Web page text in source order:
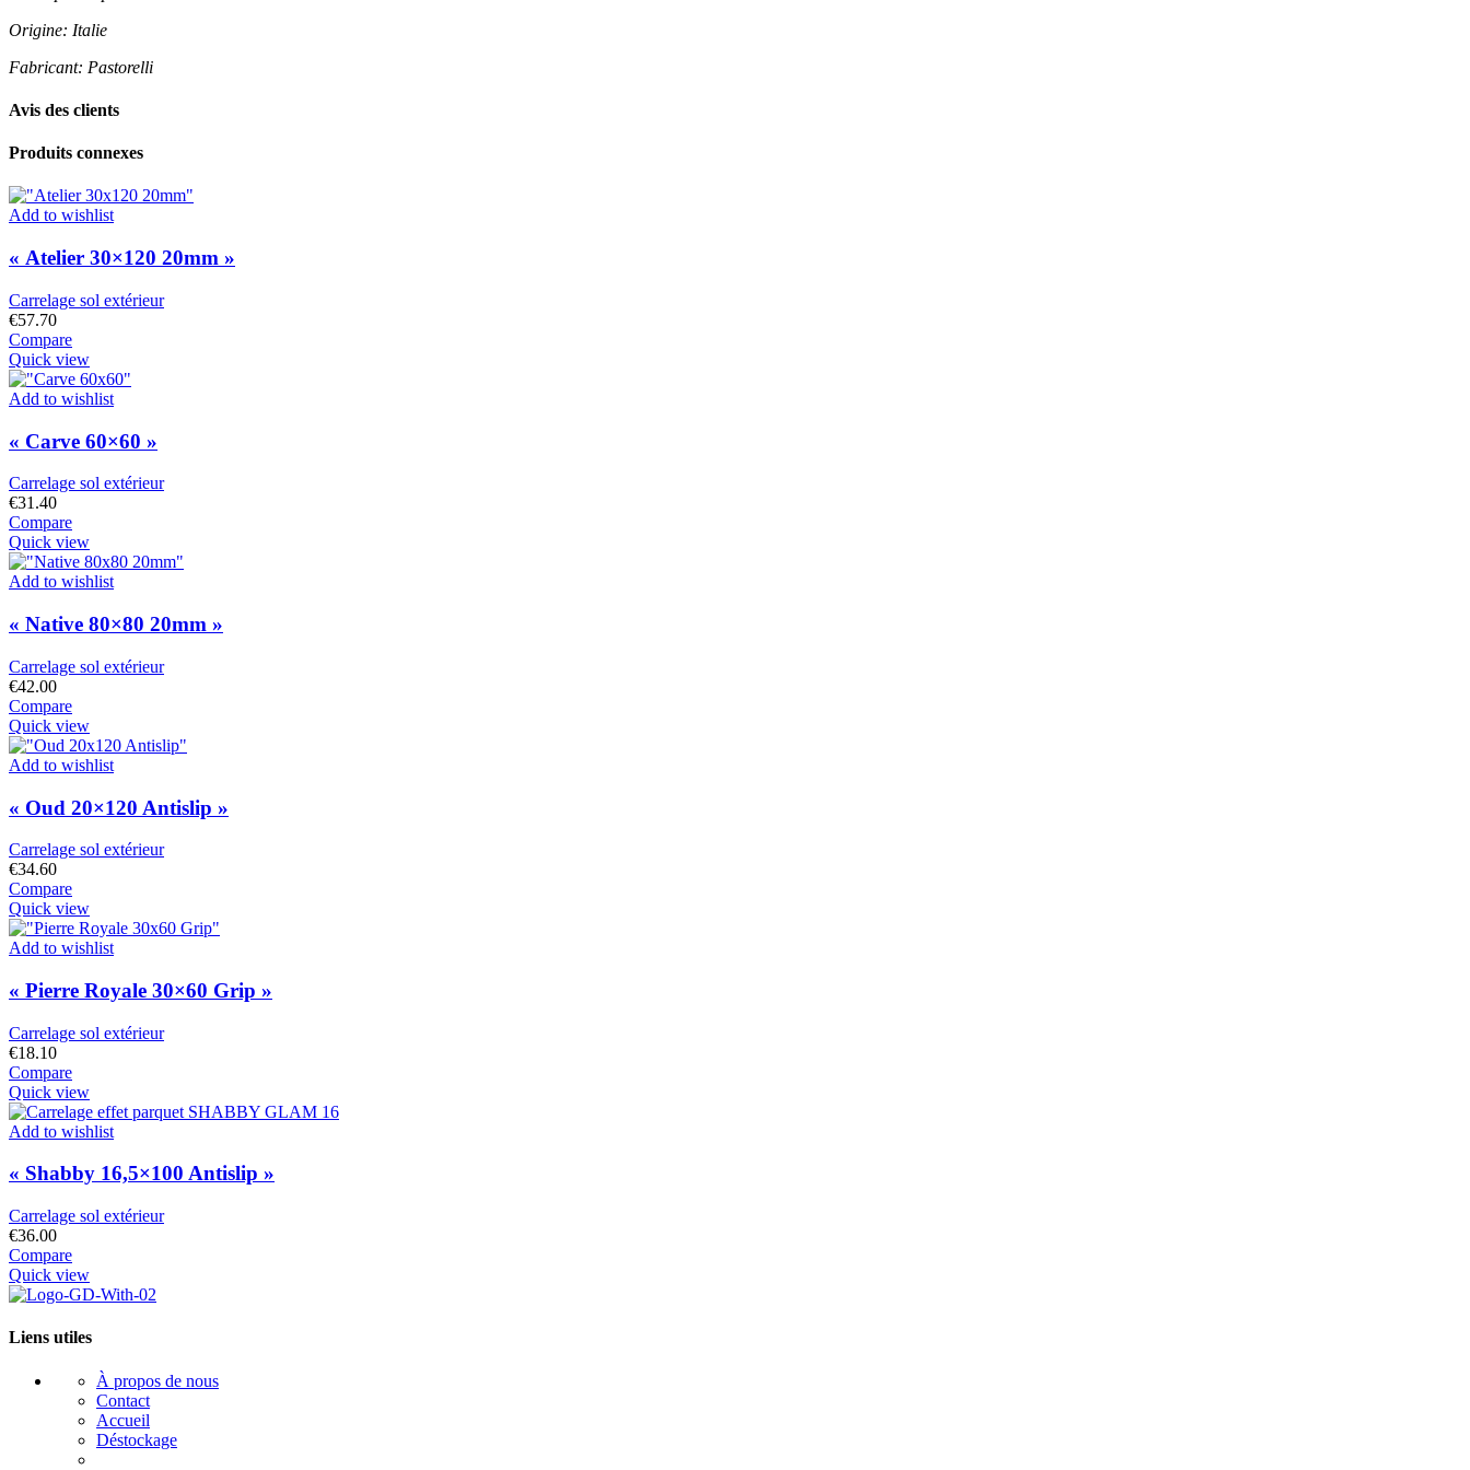
Origine: Italie
Fabricant: Pastorelli
Avis des clients
Produits connexes
Add to wishlist
« Atelier 30×120 20mm »
Carrelage sol extérieur
€57.70
Compare
Quick view
Add to wishlist
« Carve 60×60 »
Carrelage sol extérieur
€31.40
Compare
Quick view
Add to wishlist
« Native 80×80 20mm »
Carrelage sol extérieur
€42.00
Compare
Quick view
Add to wishlist
« Oud 20×120 Antislip »
Carrelage sol extérieur
€34.60
Compare
Quick view
Add to wishlist
« Pierre Royale 30×60 Grip »
Carrelage sol extérieur
€18.10
Compare
Quick view
Add to wishlist
« Shabby 16,5×100 Antislip »
Carrelage sol extérieur
€36.00
Compare
Quick view
Liens utiles
À propos de nous
Contact
Accueil
Déstockage